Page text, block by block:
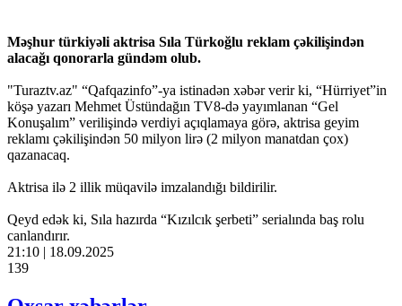
Məşhur türkiyəli aktrisa Sıla Türkoğlu reklam çəkilişindən
alacağı qonorarla gündəm olub.
"Turaztv.az" “Qafqazinfo”-ya istinadən xəbər verir ki, “Hürriyet”in
köşə yazarı Mehmet Üstündağın TV8-də yayımlanan “Gel
Konuşalım” verilişində verdiyi açıqlamaya görə, aktrisa geyim
reklamı çəkilişindən 50 milyon lirə (2 milyon manatdan çox)
qazanacaq.
Aktrisa ilə 2 illik müqavilə imzalandığı bildirilir.
Qeyd edək ki, Sıla hazırda “Kızılcık şerbeti” serialında baş rolu
canlandırır.
21:10 | 18.09.2025
139